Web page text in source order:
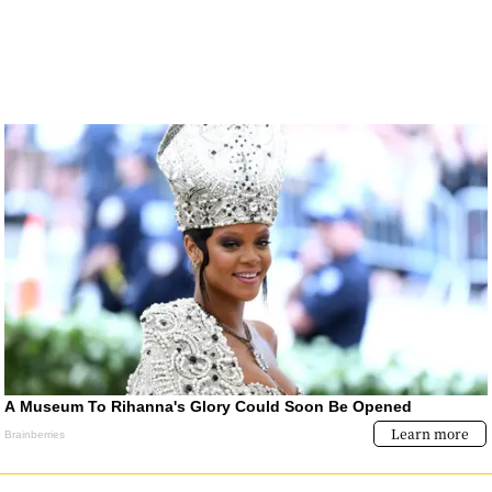
PARA SUSCRIPTORES
Los indicadores que describen la
situación económica a inicios del
gobierno de Keiko Fujimori: ¿Cuáles
serán los principales retos de su
gestión?